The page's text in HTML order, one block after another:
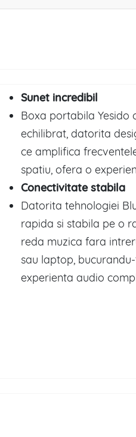
Sunet incredibil
Boxa portabila Yesido
echilibrat, datorita
ce amplifica
spatiu, ofera o
Conectivitate stabila
Datorita tehnologiei
rapida si stabila pe o
reda muzica fara
sau laptop,
experienta audio